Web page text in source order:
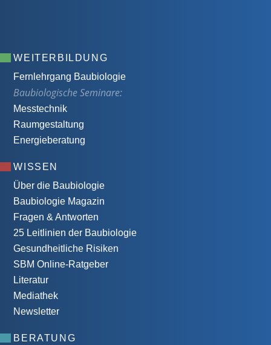
WEITERBILDUNG
Fernlehrgang Baubiologie
Baubiologische Seminare:
Messtechnik
Raumgestaltung
Energieberatung
WISSEN
Über die Baubiologie
Baubiologie Magazin
Fragen & Antworten
25 Leitlinien der Baubiologie
Gesundheitliche Risiken
SBM Online-Ratgeber
Literatur
Mediathek
Newsletter
BERATUNG